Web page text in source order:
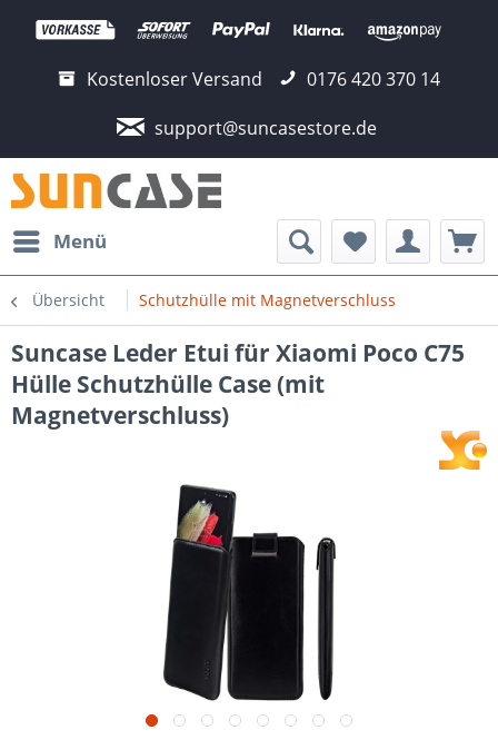
Kostenloser Versand
0176 420 370 14
support@suncasestore.de
Menü
Übersicht Schutzhülle mit Magnetverschluss
Suncase Leder Etui für Xiaomi Poco C75
Hülle Schutzhülle Case (mit
Magnetverschluss)